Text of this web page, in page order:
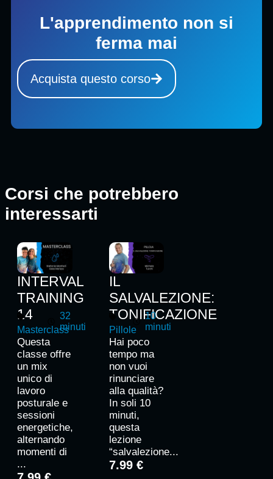
L'apprendimento non si
ferma mai
Acquista questo corso
Corsi che potrebbero
interessarti
INTERVAL
TRAINING
14
Masterclass
32
minuti
Questa
classe offre
un mix
unico di
lavoro
posturale e
sessioni
energetiche,
alternando
momenti di
...
IL
SALVALEZIONE:
TONIFICAZIONE
Pillole
10
minuti
Hai poco
tempo ma
non vuoi
rinunciare
alla qualità?
In soli 10
minuti,
questa
lezione
“salvalezione...
7.99 €